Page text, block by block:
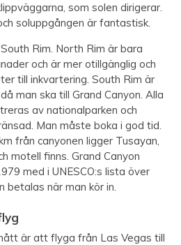
som solen dirigerar.
soluppgången är fantastisk.
Rim. North Rim är bara
och är mer otillgänglig och
till inkvartering. South Rim är
man ska till Grand Canyon. Alla
av nationalparken och
Man måste boka i god tid.
från canyonen ligger Tusayan,
motell finns. Grand Canyon
med i UNESCO:s lista över
betalas när man kör in.
är att flyga från Las Vegas till